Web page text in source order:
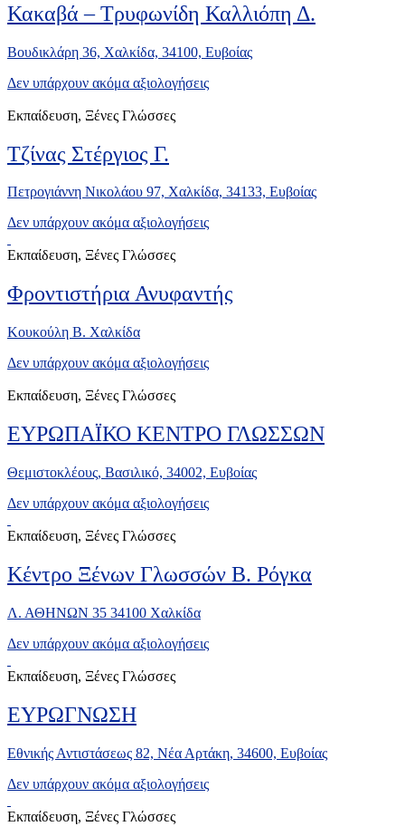
Κακαβά – Τρυφωνίδη Καλλιόπη Δ.
Βουδικλάρη 36, Χαλκίδα, 34100, Ευβοίας
Δεν υπάρχουν ακόμα αξιολογήσεις
Εκπαίδευση, Ξένες Γλώσσες
Τζίνας Στέργιος Γ.
Πετρογιάννη Νικολάου 97, Χαλκίδα, 34133, Ευβοίας
Δεν υπάρχουν ακόμα αξιολογήσεις
Εκπαίδευση, Ξένες Γλώσσες
Φροντιστήρια Ανυφαντής
Κουκούλη Β. Χαλκίδα
Δεν υπάρχουν ακόμα αξιολογήσεις
Εκπαίδευση, Ξένες Γλώσσες
ΕΥΡΩΠΑΪΚΟ ΚΕΝΤΡΟ ΓΛΩΣΣΩΝ
Θεμιστοκλέους, Βασιλικό, 34002, Ευβοίας
Δεν υπάρχουν ακόμα αξιολογήσεις
Εκπαίδευση, Ξένες Γλώσσες
Κέντρο Ξένων Γλωσσών Β. Ρόγκα
Λ. ΑΘΗΝΩΝ 35 34100 Χαλκίδα
Δεν υπάρχουν ακόμα αξιολογήσεις
Εκπαίδευση, Ξένες Γλώσσες
ΕΥΡΩΓΝΩΣΗ
Εθνικής Αντιστάσεως 82, Νέα Αρτάκη, 34600, Ευβοίας
Δεν υπάρχουν ακόμα αξιολογήσεις
Εκπαίδευση, Ξένες Γλώσσες